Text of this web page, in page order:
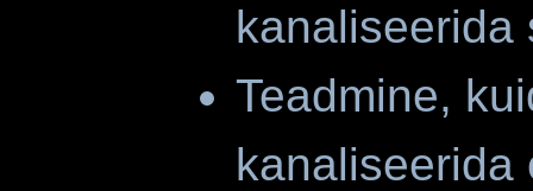
kanaliseerida
Teadmine,
kanaliseerida